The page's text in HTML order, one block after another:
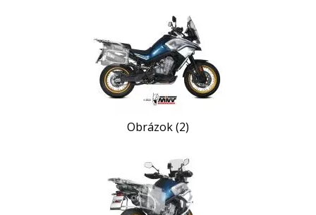
Obrázok (2)